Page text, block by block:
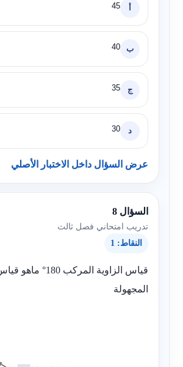
45
ب 40
ج 35
د 30
عرض السؤال داخل الاختبار الأصلي
السؤال 8
تدريب امتحاني فصل ثالث
النقاط: 1
قياس الزاوية المركب
المجهولة